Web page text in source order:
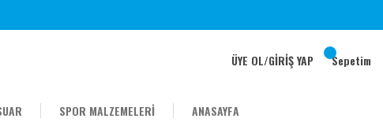
ÜYE OL/GİRİŞ YAP Sepetim
SPOR MALZEMELERİ ANASAYFA